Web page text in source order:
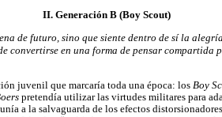
II. Generación B (Boy Scout)
de futuro, sino que siente dentro de sí la
convertirse en una forma de pensar compartida
juvenil que marcaría toda una época: los Boy
pretendía utilizar las virtudes militares para
a la salvaguarda de los efectos